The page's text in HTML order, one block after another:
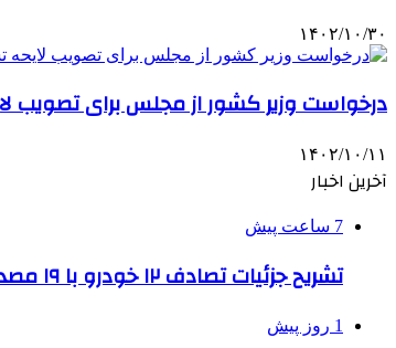
۱۴۰۲/۱۰/۳۰
درخواست وزیر کشور از مجلس برای تصویب
۱۴۰۲/۱۰/۱۱
آخرین اخبار
7 ساعت پیش
تشریح جزئیات تصادف ۱۲ خودرو با ۱۹ مصدوم
1 روز پیش